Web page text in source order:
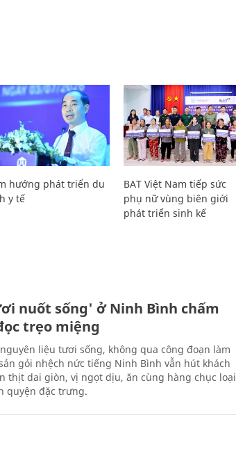
hướng phát triển du
y tế
BAT Việt Nam tiếp sức
phụ nữ vùng biên giới
phát triển sinh kế
nuốt sống' ở Ninh Bình chấm
trẹo miệng
liệu tươi sống, không qua công đoạn làm
gỏi nhệch nức tiếng Ninh Bình vẫn hút khách
thịt dai giòn, vị ngọt dịu, ăn cùng hàng chục loại
quyện đặc trưng.